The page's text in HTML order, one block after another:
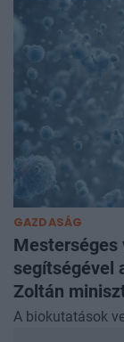
GAZDASÁG
segítségével
Zoltán
A biokutatások